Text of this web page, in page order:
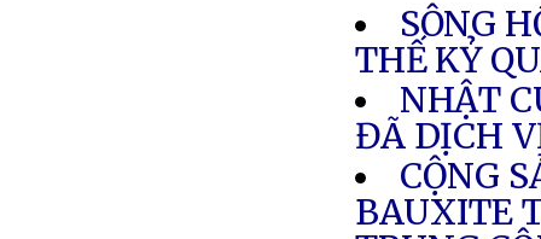
SÔNG
THẾ KỶ
NHẬT
ĐÃ DỊCH
CỘNG
BAUXITE